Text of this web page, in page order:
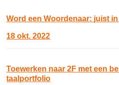
Word een Woordenaar: juist
18 okt. 2022
Toewerken naar 2F met een
taalportfolio